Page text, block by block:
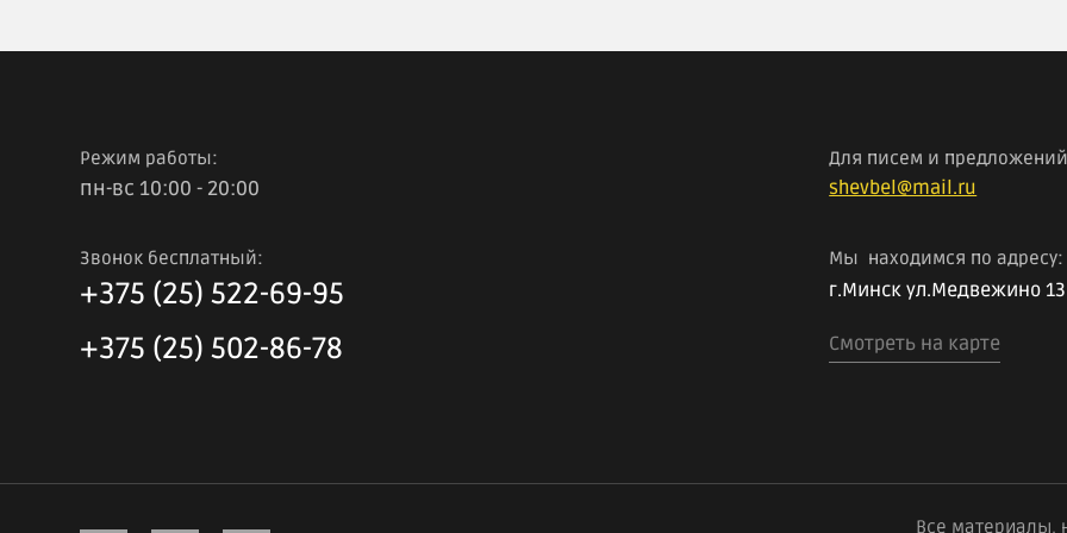
Режим работы:
пн-вс 10:00 - 20:00
Для писем и
shevbel@mail.ru
Звонок бесплатный:
+375 (25) 522-69-95
+375 (25) 502-86-78
Мы находимся по адресу:
г.Минск ул.Медвежино 13
Смотреть на карте
Все материалы,